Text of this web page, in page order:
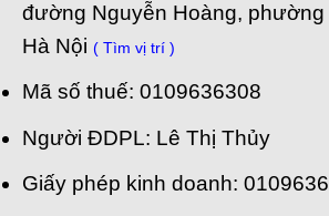
đường Nguyễn Hoàng, phường
Hà Nội ( Tìm vị trí )
Mã số thuế: 0109636308
Người ĐDPL: Lê Thị Thủy
Giấy phép kinh doanh: